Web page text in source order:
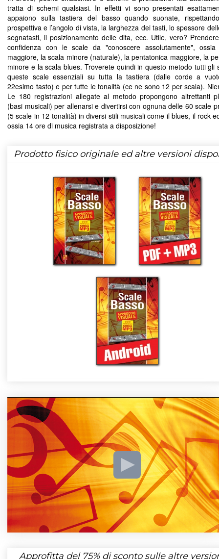
tratta di schemi qualsiasi. In effetti vi sono presentati
appaiono sulla tastiera del basso quando suonate,
prospettiva e l’angolo di vista, la larghezza dei tasti, lo spessore
segnatasti, il posizionamento delle dita, ecc. Utile, vero?
confidenza con le scale da "conoscere assolutamente",
maggiore, la scala minore (naturale), la pentatonica maggiore, la
minore e la scala blues. Troverete quindi in questo metodo tutti gli
queste scale essenziali su tutta la tastiera (dalle corde a
22esimo tasto) e per tutte le tonalità (ce ne sono 12 per scala).
Le 180 registrazioni allegate al metodo propongono altrettanti
(basi musicali) per allenarsi e divertirsi con ognuna delle 60 scale
(5 scale in 12 tonalità) in diversi stili musicali come il blues, il rock
ossia 14 ore di musica registrata a disposizione!
Prodotto fisico originale ed altre versioni
Approfitta del 75%di sconto sulle altre